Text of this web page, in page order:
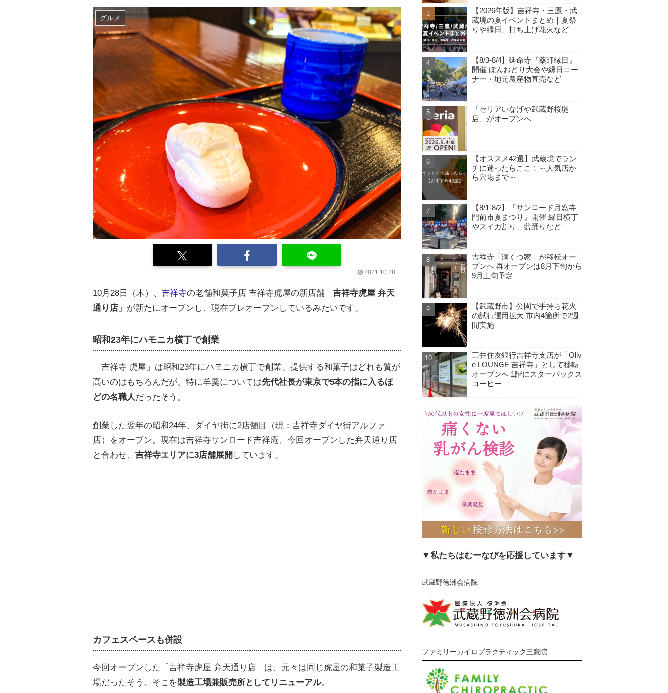
グルメ
2021.10.28
10月28日（木）、 吉祥寺の老舗和菓子店 吉祥寺虎屋の新店舗「 吉祥寺虎屋 弁天
通り店」が新たにオープンし、現在プレオープンしているみたいです。
昭和23年にハモニカ横丁で創業
「吉祥寺 虎屋」は昭和23年にハモニカ横丁で創業。提供する和菓子はどれも質が
高いのはもちろんだが、特に羊羹については先代社長が東京で5本の指に入るほ
どの名職人だったそう。
創業した翌年の昭和24年、ダイヤ街に2店舗目（現：吉祥寺ダイヤ街アルファ
店）をオープン。現在は吉祥寺サンロード吉祥庵、今回オープンした弁天通り店
と合わせ、 吉祥寺エリアに3店舗展開 しています。
カフェスペースも併設
今回オープンした「吉祥寺虎屋 弁天通り店」は、元々は同じ虎屋の和菓子製造工
場だったそう。そこを製造工場兼販売所としてリニューアル。
【2026年版】吉祥寺・三鷹・武
蔵境の夏イベントまとめ｜夏祭
りや縁日、打ち上げ花火など
【8/3-8/4】延命寺『薬師縁日』
開催 ぼんおどり大会や縁日コー
ナー・地元農産物直売など
「セリアいなげや武蔵野桜堤
店」がオープンへ
【オススメ42選】武蔵境でラン
チに迷ったらここ！～人気店か
ら穴場まで～
【8/1-8/2】『サンロード月窓寺
門前市夏まつり』開催 縁日横丁
やスイカ割り、盆踊りなど
吉祥寺「洞くつ家」が移転オー
プンへ 再オープンは8月下旬から
9月上旬予定
【武蔵野市】公園で手持ち花火
の試行運用拡大 市内4箇所で2週
間実施
三井住友銀行吉祥寺支店が「Oliv
e LOUNGE 吉祥寺」として移転
オープンへ 1階にスターバックス
コーヒー
▼私たちはむーなびを応援しています▼
武蔵野徳洲会病院
ファミリーカイロプラクティック三鷹院